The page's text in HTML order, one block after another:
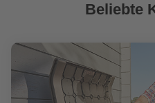
Beliebte